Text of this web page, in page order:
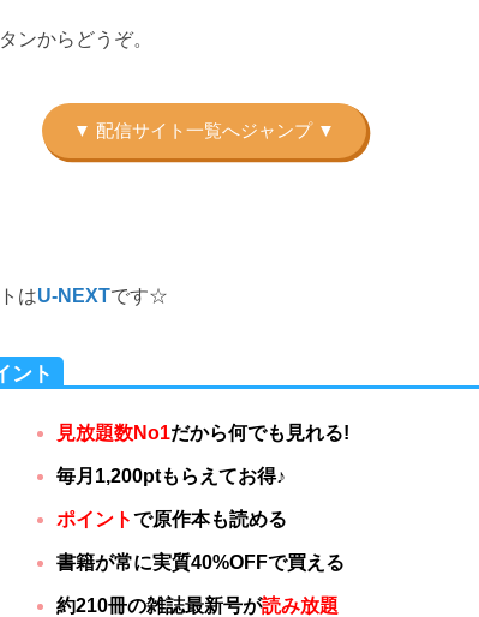
ンからどうぞ。
はU-NEXTです☆
ント
見放題数No1だから何でも見れる!
毎月1,200ptもらえてお得♪
ポイントで原作本も読める
書籍が常に実質40%OFFで買える
約210冊の雑誌最新号が読み放題